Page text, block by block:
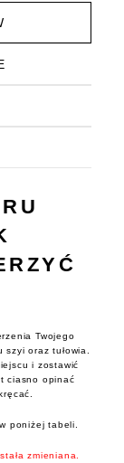
Twojego
oraz tułowia.
i zostawić
ciasno opinać
poniżej tabeli.
zmieniana.